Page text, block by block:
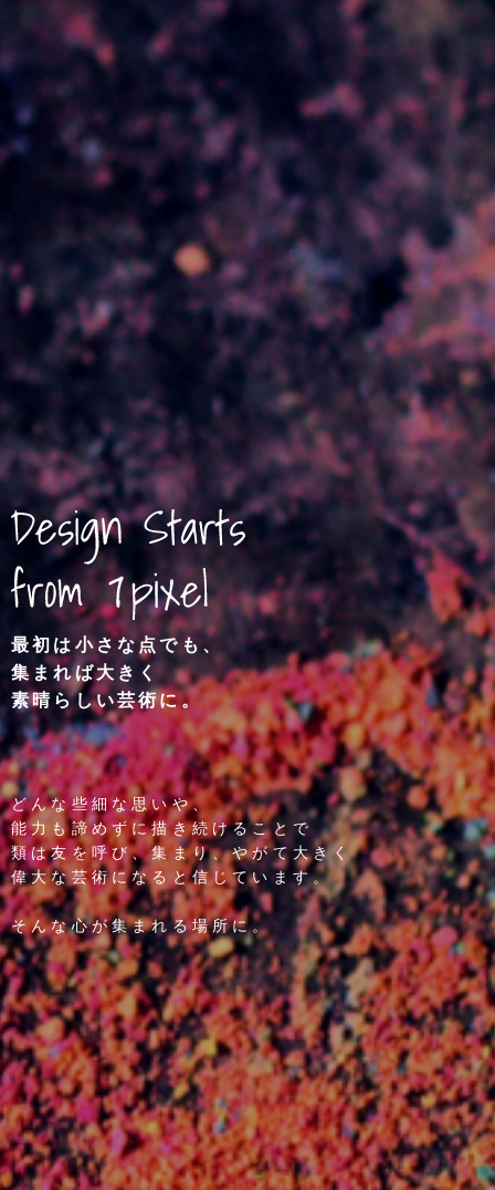
最初は小さな点でも、
集まれば大きく
素晴らしい芸術に。
どんな些細な思いや、
能力も諦めずに描き続けることで
類は友を呼び、集まり、やがて大きく
偉大な芸術になると信じています。
そんな心が集まれる場所に。